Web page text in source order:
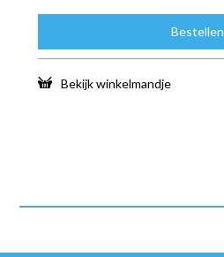
Bestellen
Bekijk winkelmandje